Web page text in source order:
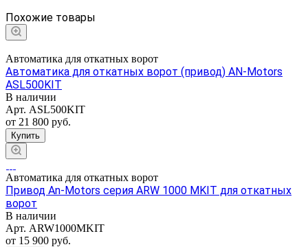
Похожие товары
Автоматика для откатных ворот
Автоматика для откатных ворот (привод) AN-Motors
ASL500KIT
В наличии
Арт. ASL500KIT
от 21 800 руб.
Купить
Автоматика для откатных ворот
Привод An-Motors серия ARW 1000 MKIT для откатных
ворот
В наличии
Арт. ARW1000MKIT
от 15 900 руб.